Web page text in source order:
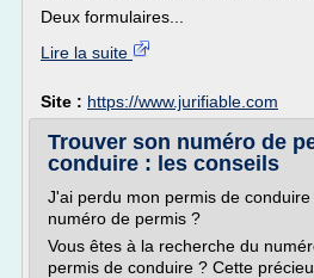
Deux formulaires...
Lire la suite
Site : https://www.jurifiable.com
Trouver son numéro de
conduire : les conseils
J'ai perdu mon permis de
numéro de permis ?
Vous êtes à la recherche du
permis de conduire ? Cette